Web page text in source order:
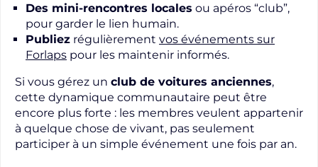
Des mini-rencontres locales ou apéros “club”,
pour garder le lien humain.
Publiez régulièrement vos événements sur
Forlaps pour les maintenir informés.
Si vous gérez un club de voitures anciennes,
cette dynamique communautaire peut être
encore plus forte : les membres veulent appartenir
à quelque chose de vivant, pas seulement
participer à un simple événement une fois par an.